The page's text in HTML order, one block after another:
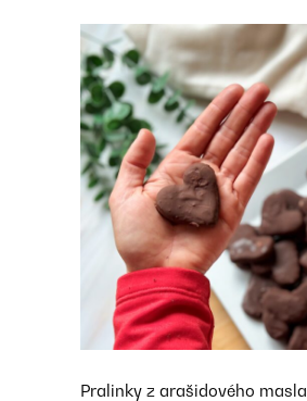
Pralinky z arašidového masla